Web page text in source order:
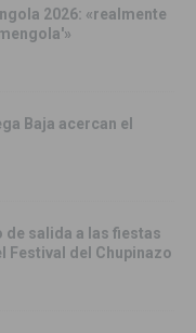
2026: «realmente
Baja acercan el
salida a las fiestas
Festival del Chupinazo